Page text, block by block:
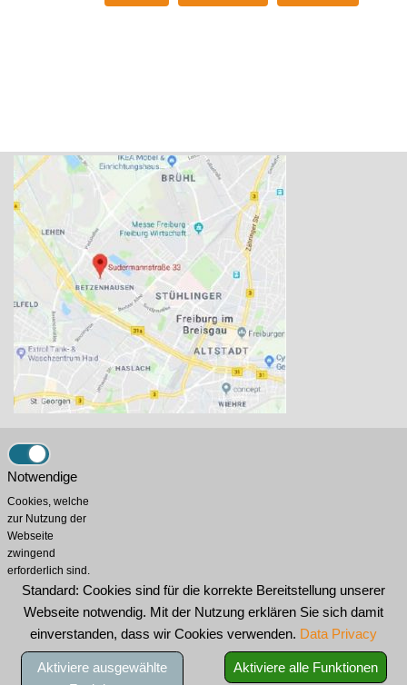
AGU-Konzept
Sudermannstr. 33
79114 Freiburg
0761-1377243
info@agu-konzept.de
Neuester Beitrag:
Entbürokratisierung – Änderung DGUVV3
Aktuelles Kontakt
Impressum
Datenschutzerklärung
Notwendige
Cookies, welche
zur Nutzung der
Webseite
zwingend
erforderlich sind.
Standard: Cookies sind für die korrekte Bereitstellung unserer
Webseite notwendig. Mit der Nutzung erklären Sie sich damit
einverstanden, dass wir Cookies verwenden. Data Privacy
Aktiviere ausgewählte
Aktiviere alle Funktionen